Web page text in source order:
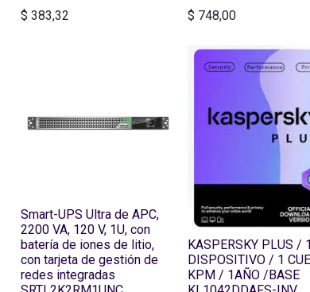
$ 383,32
$ 748,00
Smart-UPS Ultra de APC,
2200 VA, 120 V, 1U, con
batería de iones de litio,
con tarjeta de gestión de
redes integradas
KASPERSKY PLUS / 1
DISPOSITIVO / 1
KPM / 1AÑO /BASE